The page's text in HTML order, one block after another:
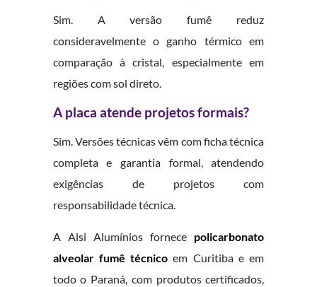
Sim. A versão fumê reduz
consideravelmente o ganho térmico em
comparação à cristal, especialmente em
regiões com sol direto.
A placa atende projetos formais?
Sim. Versões técnicas vêm com ficha técnica
completa e garantia formal, atendendo
exigências de projetos com
responsabilidade técnica.
A Alsi Alumínios fornece policarbonato
alveolar fumê técnico em Curitiba e em
todo o Paraná, com produtos certificados,